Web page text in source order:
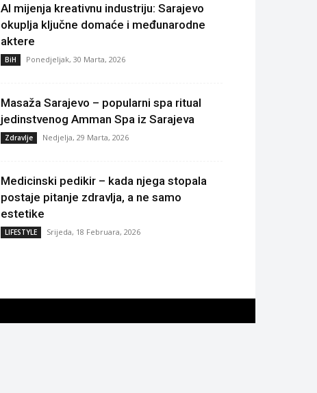
AI mijenja kreativnu industriju: Sarajevo
okuplja ključne domaće i međunarodne
aktere
BiH Ponedjeljak, 30 Marta, 2026
Masaža Sarajevo – popularni spa ritual
jedinstvenog Amman Spa iz Sarajeva
Zdravlje Nedjelja, 29 Marta, 2026
Medicinski pedikir – kada njega stopala
postaje pitanje zdravlja, a ne samo
estetike
LIFESTYLE Srijeda, 18 Februara, 2026